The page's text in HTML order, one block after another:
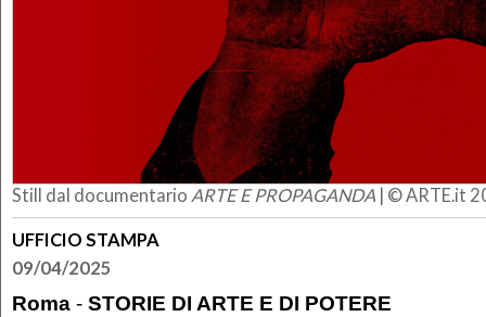
Still dal documentario ARTE E PROPAGANDA | © ARTE.it
UFFICIO STAMPA
09/04/2025
Roma - STORIE DI ARTE E DI POTERE